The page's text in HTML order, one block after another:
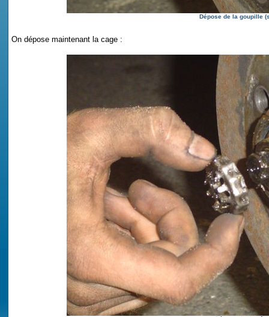
Dépose de la goupille
On dépose maintenant la cage :